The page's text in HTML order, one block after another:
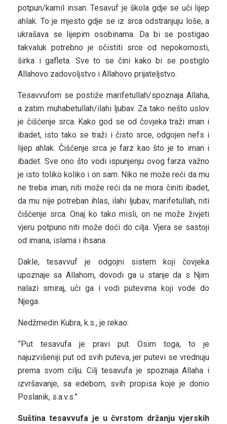
potpun/kamil insan. Tesavuf je škola gdje se uči lijep
ahlak. To je mjesto gdje se iz srca odstranjuju loše, a
ukrašava se lijepim osobinama. Da bi se postigao
takvaluk potrebno je očistiti srce od nepokornosti,
širka i gafleta. Sve to se čini kako bi se postiglo
Allahovo zadovoljstvo i Allahovo prijateljstvo.
Tesavvufom se postiže marifetullah/spoznaja Allaha,
a zatim muhabetullah/ilahi ljubav. Za tako nešto uslov
je čišćenje srca. Kako god se od čovjeka traži iman i
ibadet, isto tako se traži i čisto srce, odgojen nefs i
lijep ahlak. Čišćenje srca je farz kao što je to iman i
ibadet. Sve ono što vodi ispunjenju ovog farza važno
je isto toliko koliko i on sam. Niko ne može reći da mu
ne treba iman, niti može reći da ne mora činiti ibadet,
da mu nije potreban ihlas, ilahi ljubav, marifetullah, niti
čišćenje srca. Onaj ko tako misli, on ne može živjeti
vjeru potpuno niti može doći do cilja. Vjera se sastoji
od imana, islama i ihsana.
Dakle, tesavvuf je odgojni sistem koji čovjeka
upoznaje sa Allahom, dovodi ga u stanje da s Njim
nalazi smiraj, uči ga i vodi putevima koji vode do
Njega.
Nedžmedin Kubra, k.s., je rekao:
”Put tesavufa je pravi put. Osim toga, to je
najuzvišeniji put od svih puteva, jer putevi se vrednuju
prema svom cilju. Cilj tesavufa je spoznaja Allaha i
izvršavanje, sa edebom, svih propisa koje je donio
Poslanik, s.a.v.s.”
Suština tesavvufa je u čvrstom držanju vjerskih